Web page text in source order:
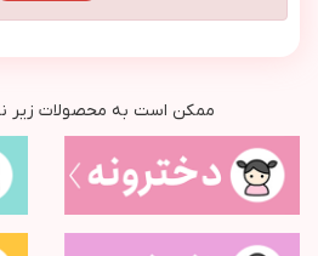
ممکن است به محصولات زیر